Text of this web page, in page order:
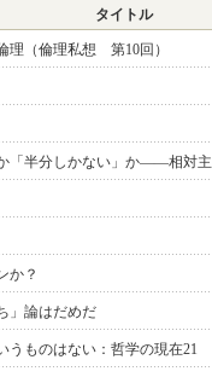
タイトル
理（倫理私想 第10回）
か「半分しかない」か――相対
か？
」論はだめだ
うものはない：哲学の現在21